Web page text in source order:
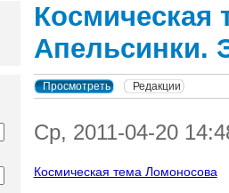
Космическая
Апельсинки.
Просмотреть Редакции
Ср, 2011-04-20
Космическая тема Ломоносова